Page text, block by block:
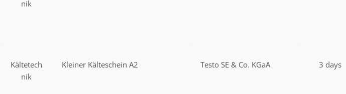
nik
Kältetech
nik
Kleiner Kälteschein A2 Testo SE & Co. KGaA 3 days